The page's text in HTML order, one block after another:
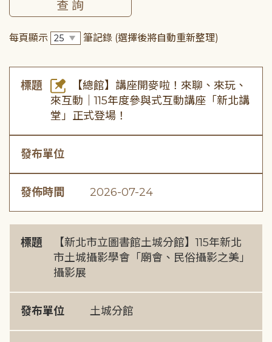
每頁顯示 筆記錄 (選擇後將自動重新整理)
標題
【總館】講座開麥啦！來聊、來玩、
來互動｜115年度參與式互動講座「新北講
堂」正式登場！
發布單位
發佈時間 2026-07-24
標題
【新北市立圖書館土城分館】115年新北
市土城攝影學會「廟會、民俗攝影之美」
攝影展
發布單位 土城分館